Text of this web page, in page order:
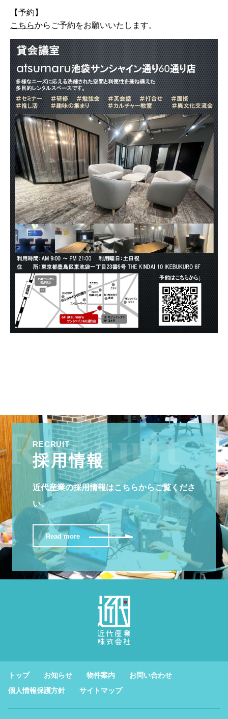
【予約】
こちらからご予約をお願いいたします。
RECRUIT
採用情報
近代産業の採用情報はこちらからご覧くださ
い。
Read more
トップ お知らせ 物件案内
お問い合わせ
個人情報保護方針
サイトマップ